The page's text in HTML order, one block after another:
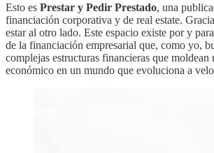
Esto es Prestar y Pedir Prestado, una
financiación corporativa y de real estate.
estar al otro lado. Este espacio existe por y
de la financiación empresarial que, como yo,
complejas estructuras financieras que moldean
económico en un mundo que evoluciona a